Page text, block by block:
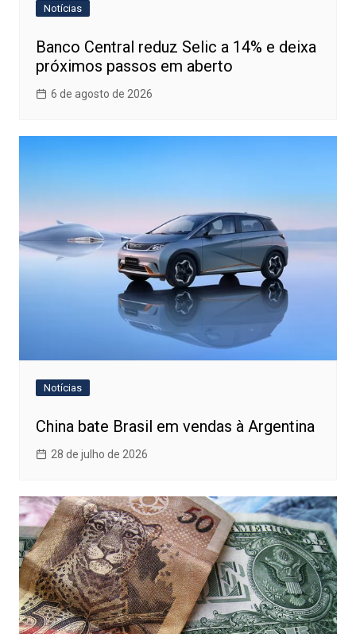
Notícias
Banco Central reduz Selic a 14% e deixa
próximos passos em aberto
6 de agosto de 2026
Notícias
China bate Brasil em vendas à Argentina
28 de julho de 2026